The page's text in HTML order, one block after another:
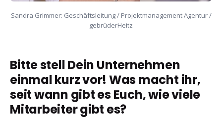
Sandra Grimmer: Geschäftsleitung / Projektmanagement Agentur /
gebrüderHeitz
Bitte stell Dein Unternehmen
einmal kurz vor! Was macht ihr,
seit wann gibt es Euch, wie viele
Mitarbeiter gibt es?